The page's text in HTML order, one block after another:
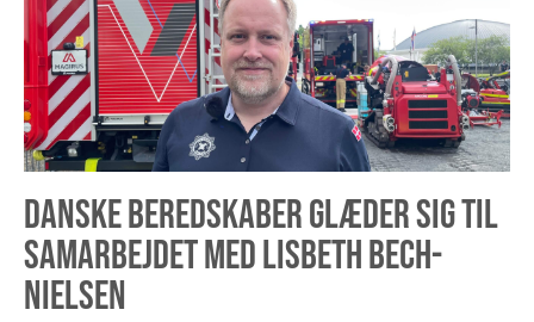
DANSKE BEREDSKABER GLÆDER SIG TIL
SAMARBEJDET MED LISBETH BECH-
NIELSEN